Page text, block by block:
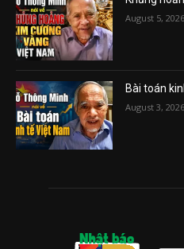
August 5, 2026
Bài toán
August 3, 2026